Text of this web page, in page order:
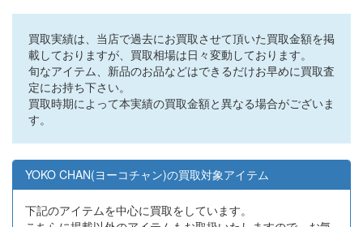
買取実績は、当店で過去にお買取させて頂いた買取金額を掲
載しておりますが、買取相場は日々変動しております。
旬なアイテム、新品のお品などはできるだけお早めに買取査
定にお持ち下さい。
買取時期によって本実績の買取金額と異なる場合がございま
す。
YOKO CHAN(ヨーコチャン)の買取対象アイテム
下記のアイテムを中心に買取をしています。